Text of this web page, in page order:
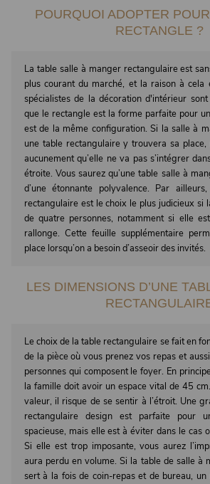
POURQUOI ADOPTER
RECTANGLE ?
La table salle à manger rectangulaire est
plus courant du marché, et la raison à cela
spécialistes de la décoration d'intérieur
que le rectangle est la forme parfaite pour
est de la même configuration. Si la salle à
une table rectangulaire y trouvera sa
aucunement qu’elle ne va pas s’intégrer
étroite. Vous saurez qu’une table salle à
d’une étonnante polyvalence. Par
rectangulaire est le choix le plus judicieux si
de quatre personnes, notamment si elle
rallonge. Cette feuille supplémentaire
place lorsqu’on a besoin d’asseoir des invités.
LES DIMENSIONS D’UNE
Le choix de la table rectangulaire se fait en
de la pièce où vous prenez vos repas et
personnes qui composent le foyer. En
la famille doit avoir un espace vital de 45
valeur, il risque de se sentir à l’étroit. Une
rectangulaire design est parfaite pour
spacieuse, mais elle est à éviter dans le cas
Si elle est trop imposante, vous aurez
aura perdu en volume. Si la table de salle à
sert à la fois de coin-repas et de bureau, un